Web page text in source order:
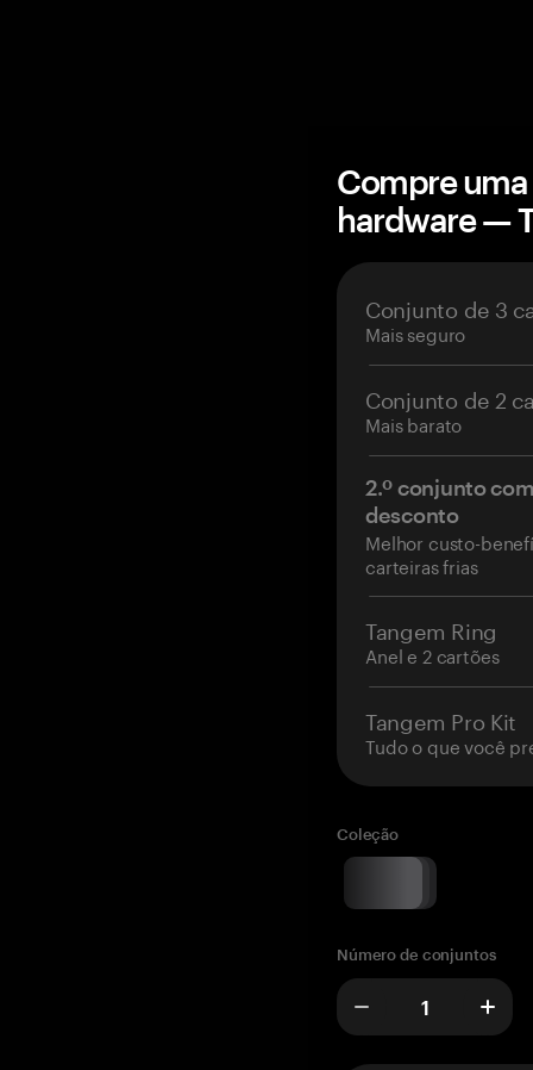
Compre
hardware —
Conjunto de 3
Mais seguro
Conjunto de 2
Mais barato
2.º conjunto
desconto
Melhor custo-
carteiras frias
Tangem Ring
Anel e 2 cartões
Tangem Pro Kit
Tudo o que você
Coleção
Número de conjuntos